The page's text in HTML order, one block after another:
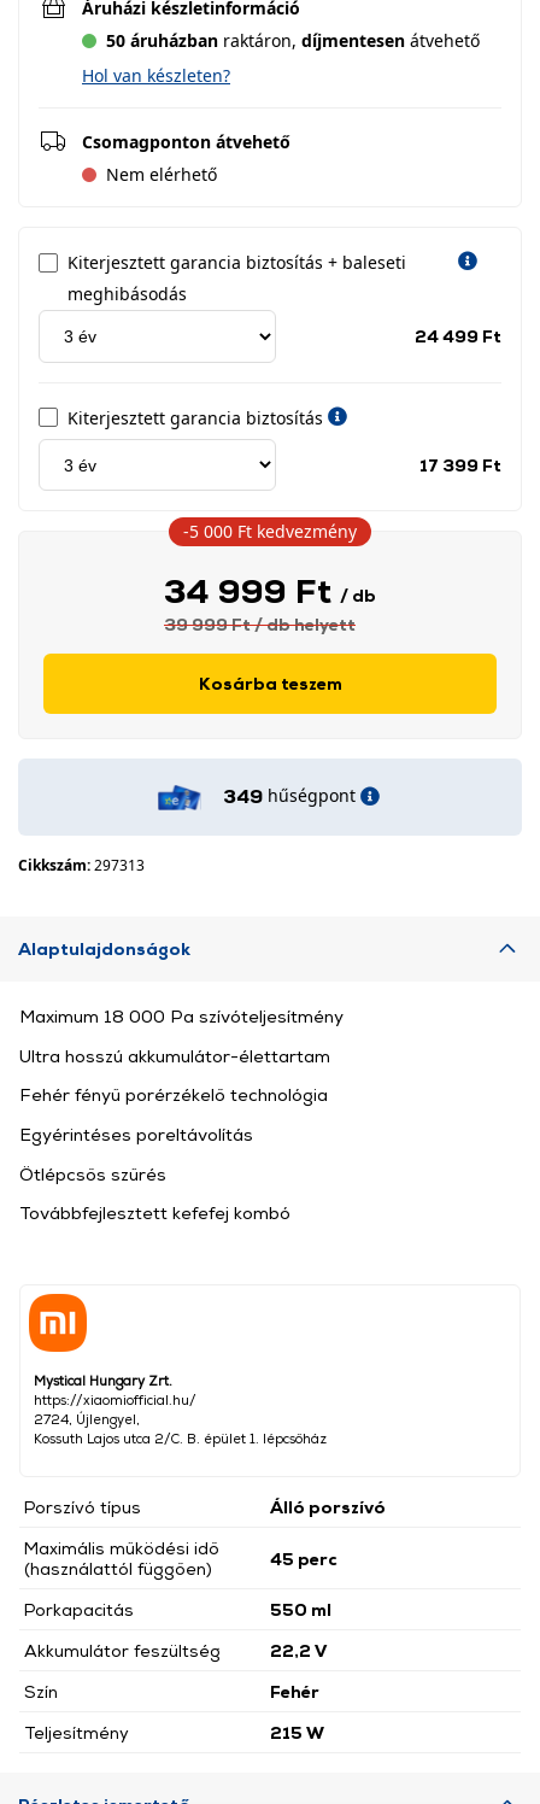
Áruházi készletinformáció
50 áruházban raktáron, díjmentesen átvehető
Hol van készleten?
Csomagponton átvehető
Nem elérhető
Kiterjesztett garancia biztosítás + baleseti
meghibásodás
24 499 Ft
Kiterjesztett garancia biztosítás
17 399 Ft
34 999 Ft / db
39 999 Ft/ dbhelyett
Kosárba teszem
-5 000 Ft kedvezmény
349 hűségpont
Cikkszám:297313
Alaptulajdonságok
Mystical Hungary Zrt.
https://xiaomiofficial.hu/
2724, Újlengyel,
Kossuth Lajos utca 2/C. B. épület 1. lépcsőház
Porszívó típus
Álló porszívó
Maximális működési idő
(használattól függően)
45 perc
Porkapacitás
550 ml
Akkumulátor feszültség
22,2 V
Szín
Fehér
Teljesítmény
215 W
Maximum 18 000 Pa szívóteljesítmény
Ultra hosszú akkumulátor-élettartam
Fehér fényű porérzékelő technológia
Egyérintéses poreltávolítás
Ötlépcsős szűrés
Továbbfejlesztett kefefej kombó